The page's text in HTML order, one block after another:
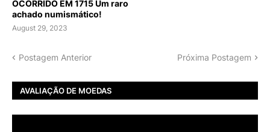
OCORRIDO EM 1715 Um raro
achado numismático!
August 29, 2023
Postagem Anterior Próxima Postagem
AVALIAÇÃO DE MOEDAS